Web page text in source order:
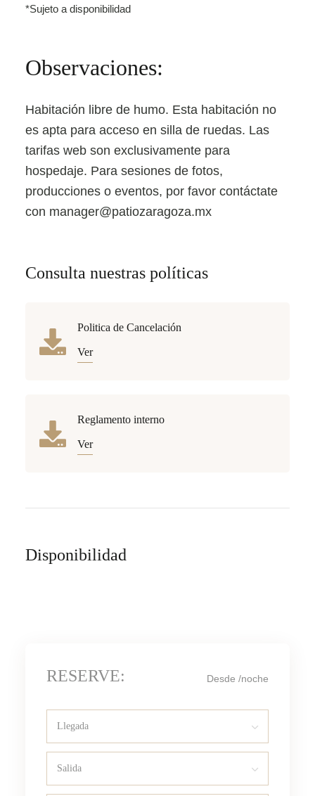
*Sujeto a disponibilidad
Observaciones:
Habitación libre de humo. Esta habitación no
es apta para acceso en silla de ruedas. Las
tarifas web son exclusivamente para
hospedaje. Para sesiones de fotos,
producciones o eventos, por favor contáctate
con manager@patiozaragoza.mx
Consulta nuestras políticas
Politica de Cancelación
Ver
Reglamento interno
Ver
Disponibilidad
RESERVE: Desde/noche
Llegada
Salida